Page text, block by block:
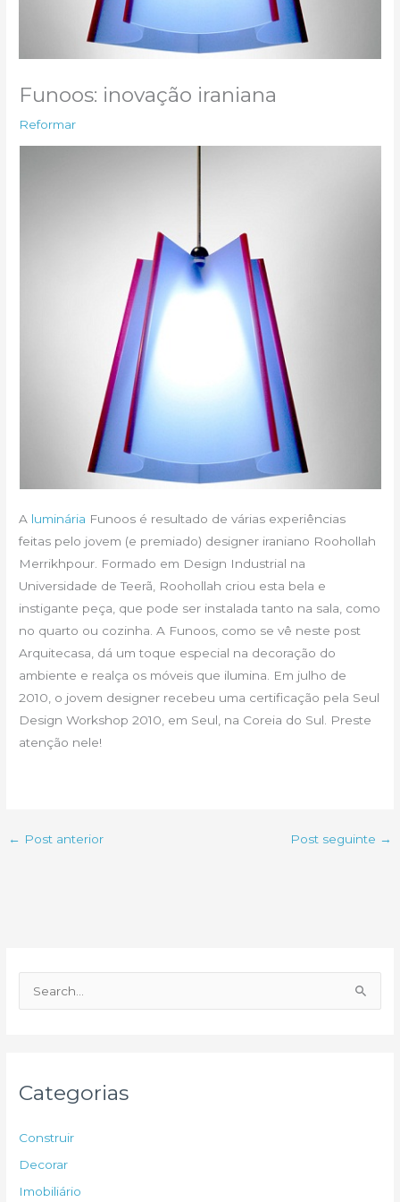
Funoos: inovação iraniana
Reformar
A luminária Funoos é resultado de várias experiências
feitas pelo jovem (e premiado) designer iraniano Roohollah
Merrikhpour. Formado em Design Industrial na
Universidade de Teerã, Roohollah criou esta bela e
instigante peça, que pode ser instalada tanto na sala, como
no quarto ou cozinha. A Funoos, como se vê neste post
Arquitecasa, dá um toque especial na decoração do
ambiente e realça os móveis que ilumina. Em julho de
2010, o jovem designer recebeu uma certificação pela Seul
Design Workshop 2010, em Seul, na Coreia do Sul. Preste
atenção nele!
← Post anterior Post seguinte →
e
Categorias
Construir
Decorar
Imobiliário